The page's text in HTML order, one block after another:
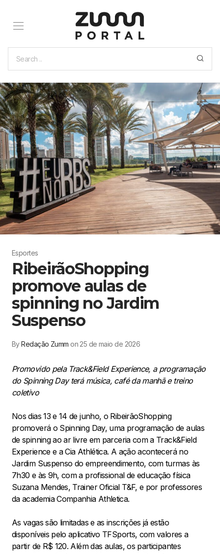
Esportes
RibeirãoShopping
promove aulas de
spinning no Jardim
Suspenso
ByRedação Zumm on 25 de maio de 2026
Promovido pela Track&Field Experience, a programação
do Spinning Day terá música, café da manhã e treino
coletivo
Nos dias 13 e 14 de junho, o RibeirãoShopping
promoverá o Spinning Day, uma programação de aulas
de spinning ao ar livre em parceria com a Track&Field
Experience e a Cia Athlética. A ação acontecerá no
Jardim Suspenso do empreendimento, com turmas às
7h30 e às 9h, com a profissional de educação física
Suzana Mendes, Trainer Oficial T&F, e por professores
da academia Companhia Athletica.
As vagas são limitadas e as inscrições já estão
disponíveis pelo aplicativo TFSports, com valores a
partir de R$ 120. Além das aulas, os participantes